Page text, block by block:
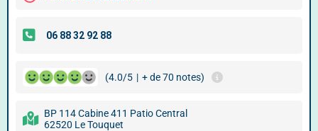
(4.0/5 | + de 70 notes)
BP 114 Cabine 411 Patio Central
62520 Le Touquet